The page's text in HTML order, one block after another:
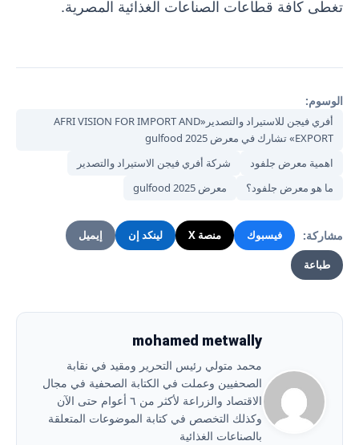
تغطى كافة قطاعات الصناعات الغذائية المصرية.
الوسوم:
أفري فيجن للاستيراد والتصدير«AFRI VISION FOR IMPORT AND
EXPORT» تشارك في معرض gulfood 2025
اهمية معرض جلفود
شركة أفري فيجن الاستيراد والتصدير
ما هو معرض جلفود؟
معرض gulfood 2025
مشاركة: فيسبوك منصة X لينكد إن إيميل
طباعة
mohamed metwally
محمد متولي رئيس التحرير ومقيد في نقابة
الصحفيين وعملت في الكتابة الصحفية في مجال
الاقتصاد والزراعة لأكثر من ٦ أعوام حتى الآن
وكذلك التخصص في كتابة الموضوعات المتعلقة
بالصناعات الغذائية